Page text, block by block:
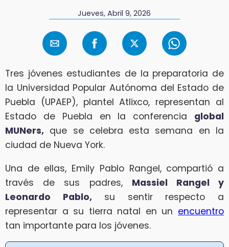
Jueves, Abril 9, 2026
Tres jóvenes estudiantes de la preparatoria de
la Universidad Popular Autónoma del Estado de
Puebla (UPAEP), plantel Atlixco, representan al
Estado de Puebla en la conferencia global
MUNers, que se celebra esta semana en la
ciudad de Nueva York.
Una de ellas, Emily Pablo Rangel, compartió a
través de sus padres, Massiel Rangel y
Leonardo Pablo,su sentir respecto a
representar a su tierra natal en un encuentro
tan importante para los jóvenes.